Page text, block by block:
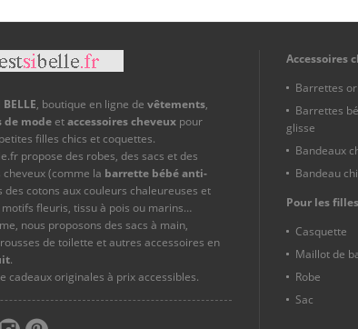
BELLE, boutique en ligne de vêtements,
de mode etaccessoires cheveux pour
filles chics et coquettes.
propose des robes, des sacs et des
(comme la barrette bébé anti-
des cotons aux couleurs chaleureuses et
fleuris, tissu à pois ou marins…
nous proposons des sacs à main,
de toilette et autres accessoires en
.
cadeaux originales à prix accessibles.
Accessoires
Barrettes
Barrettes
glisse
Bandeaux
Bandeau
Pour les filles
Casquette
Maillot de
Robe
Sac